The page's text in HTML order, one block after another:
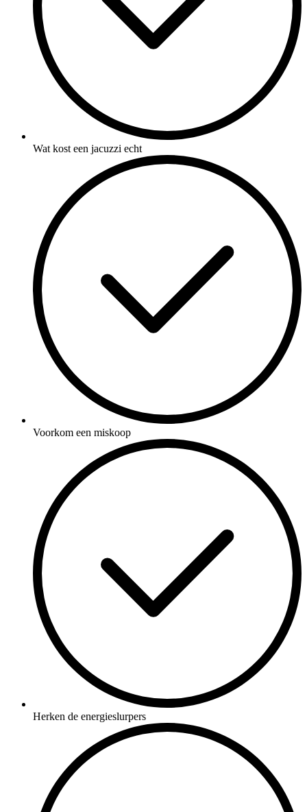
Wat kost een jacuzzi echt
Voorkom een miskoop
Herken de energieslurpers